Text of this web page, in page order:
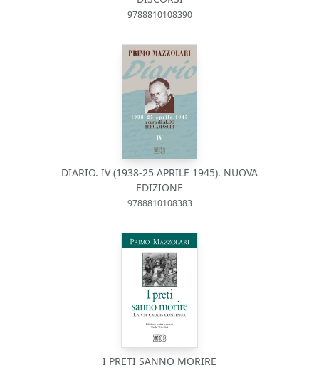
9788810108390
DIARIO. IV (1938-25 APRILE 1945). NUOVA
EDIZIONE
9788810108383
I PRETI SANNO MORIRE